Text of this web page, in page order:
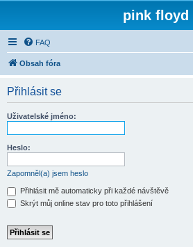
pink floyd
FAQ
Obsah fóra
Přihlásit se
Uživatelské jméno:
Heslo:
Zapomněl(a) jsem heslo
Přihlásit mě automaticky při každé návštěvě
Skrýt můj online stav pro toto přihlášení